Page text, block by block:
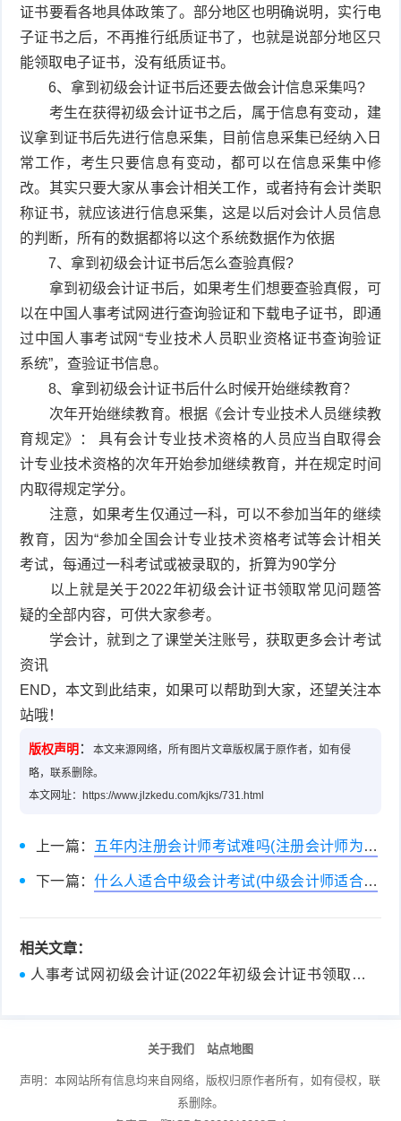
证书要看各地具体政策了。部分地区也明确说明，实行电
子证书之后，不再推行纸质证书了，也就是说部分地区只
能领取电子证书，没有纸质证书。
6、拿到初级会计证书后还要去做会计信息采集吗?
考生在获得初级会计证书之后，属于信息有变动，建
议拿到证书后先进行信息采集，目前信息采集已经纳入日
常工作，考生只要信息有变动，都可以在信息采集中修
改。其实只要大家从事会计相关工作，或者持有会计类职
称证书，就应该进行信息采集，这是以后对会计人员信息
的判断，所有的数据都将以这个系统数据作为依据
7、拿到初级会计证书后怎么查验真假?
拿到初级会计证书后，如果考生们想要查验真假，可
以在中国人事考试网进行查询验证和下载电子证书，即通
过中国人事考试网“专业技术人员职业资格证书查询验证
系统”，查验证书信息。
8、拿到初级会计证书后什么时候开始继续教育？
次年开始继续教育。根据《会计专业技术人员继续教
育规定》： 具有会计专业技术资格的人员应当自取得会
计专业技术资格的次年开始参加继续教育，并在规定时间
内取得规定学分。
注意，如果考生仅通过一科，可以不参加当年的继续
教育，因为“参加全国会计专业技术资格考试等会计相关
考试，每通过一科考试或被录取的，折算为90学分
以上就是关于2022年初级会计证书领取常见问题答
疑的全部内容，可供大家参考。
学会计，就到之了课堂关注账号，获取更多会计考试
资讯
END，本文到此结束，如果可以帮助到大家，还望关注本
站哦！
版权声明 ：本文来源网络，所有图片文章版权属于原作者，如有侵
略，联系删除。
本文网址：https://www.jlzkedu.com/kjks/731.html
上一篇：
五年内注册会计师考试难吗(注册会计师为什
下一篇：什么人适合中级会计考试(中级会计师适合哪
相关文章：
人事考试网初级会计证(2022年初级会计证书领取常
关于我们 站点地图
声明：本网站所有信息均来自网络，版权归原作者所有，如有侵权，联
系删除。